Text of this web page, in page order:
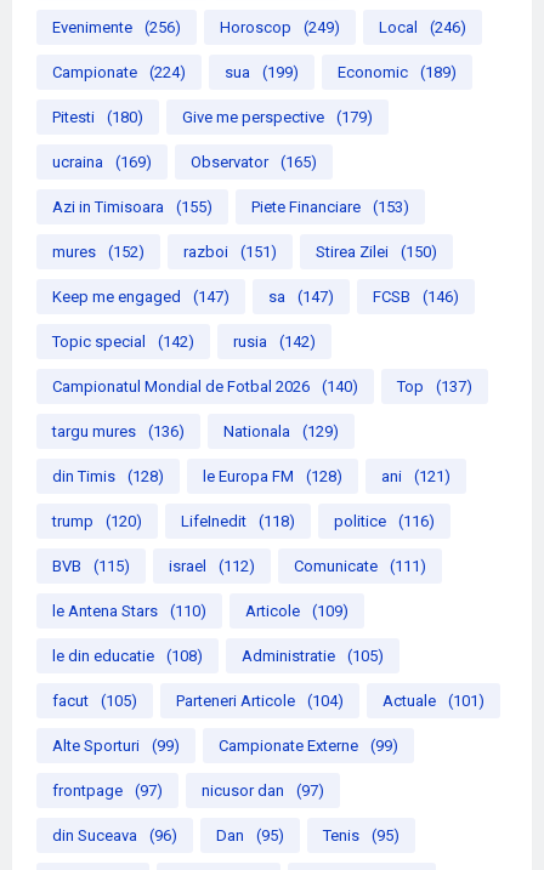
Evenimente (256) Horoscop (249) Local (246)
Campionate (224) sua (199) Economic (189)
Pitesti (180) Give me perspective (179)
ucraina (169) Observator (165)
Azi in Timisoara (155) Piete Financiare (153)
mures (152) razboi (151) Stirea Zilei (150)
Keep me engaged (147) sa (147) FCSB (146)
Topic special (142) rusia (142)
Campionatul Mondial de Fotbal 2026 (140) Top (137)
targu mures (136) Nationala (129)
din Timis (128) le Europa FM (128) ani (121)
trump (120) LifeInedit (118) politice (116)
BVB (115) israel (112) Comunicate (111)
le Antena Stars (110) Articole (109)
le din educatie (108) Administratie (105)
facut (105) Parteneri Articole (104) Actuale (101)
Alte Sporturi (99) Campionate Externe (99)
frontpage (97) nicusor dan (97)
din Suceava (96) Dan (95) Tenis (95)